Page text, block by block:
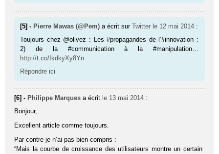
[5] - Pierre Mawas (@Pem) a écrit surTwitter le 12 mai 2014 :
Toujours chez @olivez : Les #propagandes de l’#innovation :
2) de la #communication à la #manipulation…
http://t.co/IkdkyXy8Yn
Répondre ici
[6] - Philippe Marques a écrit le 13 mai 2014 :
Bonjour,
Excellent article comme toujours.
Par contre je n’ai pas bien compris :
“Mais la courbe de croissance des utilisateurs montre un certain